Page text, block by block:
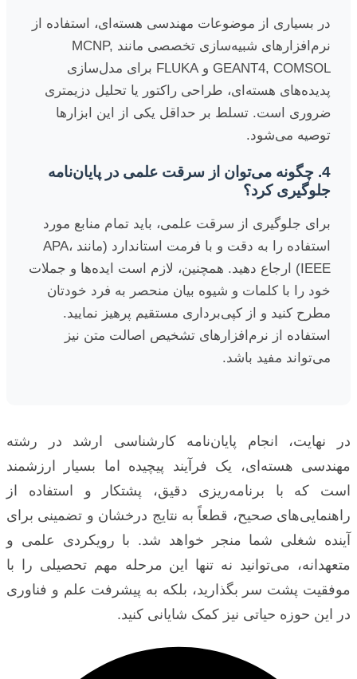
در بسیاری از موضوعات مهندسی هسته‌ای، استفاده از
نرم‌افزارهای شبیه‌سازی تخصصی مانند MCNP,
GEANT4, COMSOL و FLUKA برای مدل‌سازی
پدیده‌های هسته‌ای، طراحی راکتور یا تحلیل دزیمتری
ضروری است. تسلط بر حداقل یکی از این ابزارها
توصیه می‌شود.
4. چگونه می‌توان از سرقت علمی در پایان‌نامه
جلوگیری کرد؟
برای جلوگیری از سرقت علمی، باید تمام منابع مورد
استفاده را به دقت و با فرمت استاندارد (مانند APA،
IEEE) ارجاع دهید. همچنین، لازم است ایده‌ها و جملات
خود را با کلمات و شیوه بیان منحصر به فرد خودتان
مطرح کنید و از کپی‌برداری مستقیم پرهیز نمایید.
استفاده از نرم‌افزارهای تشخیص اصالت متن نیز
می‌تواند مفید باشد.
در نهایت، انجام پایان‌نامه کارشناسی ارشد در رشته
مهندسی هسته‌ای، یک فرآیند پیچیده اما بسیار ارزشمند
است که با برنامه‌ریزی دقیق، پشتکار و استفاده از
راهنمایی‌های صحیح، قطعاً به نتایج درخشان و تضمینی برای
آینده شغلی شما منجر خواهد شد. با رویکردی علمی و
متعهدانه، می‌توانید نه تنها این مرحله مهم تحصیلی را با
موفقیت پشت سر بگذارید، بلکه به پیشرفت علم و فناوری
در این حوزه حیاتی نیز کمک شایانی کنید.